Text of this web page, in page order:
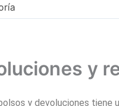
y
y devoluciones tiene